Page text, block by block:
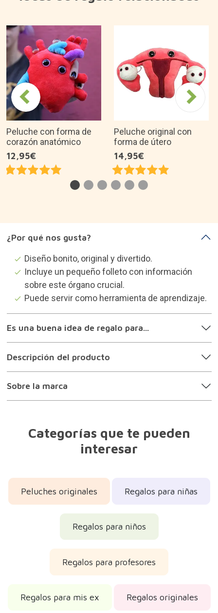
Ideas de regalo relacionadas
Peluche con forma de
corazón anatómico
12,95€
Peluche original con
forma de útero
14,95€
Diseño bonito, original y divertido.
Incluye un pequeño folleto con información
sobre este órgano crucial.
Puede servir como herramienta de aprendizaje.
Es una buena idea de regalo para...
Descripción del producto
Sobre la marca
Categorías que te pueden
Peluches originales
Regalos para niños
Regalos para profesores